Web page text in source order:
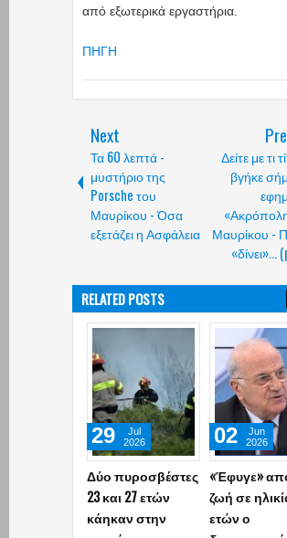
από εξωτερικά εργαστήρια.
ΠΗΓΗ
Next
Τα 60 λεπτά -
μυστήριο της
Porsche του
Μαυρίκου - Όσα
εξετάζει η Ασφάλεια
Δείτε με τι
βγήκε
Μαυρίκου -
«δίνει»...
RELATED POSTS
Δύο πυροσβέστες
23 και 27 ετών
κάηκαν στην
29
Jul
2026
«Έφυγε»
ζωή σε
ετών ο
02
Jun
2026